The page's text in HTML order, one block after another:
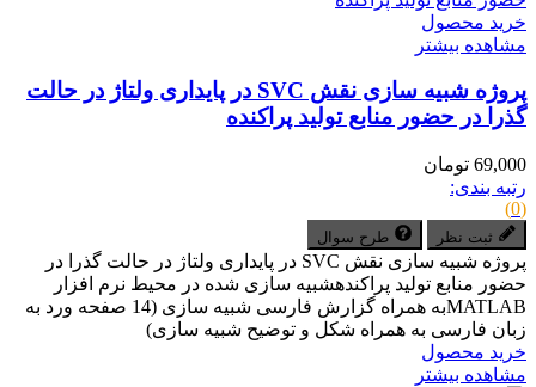
خرید محصول
مشاهده بیشتر
پروژه شبیه سازی نقش SVC در پایداری ولتاژ در حالت
گذرا در حضور منابع تولید پراکنده
69,000 تومان
رتبه بندی:
(0)
ثبت نظر طرح سوال
پروژه شبیه سازی نقش SVC در پایداری ولتاژ در حالت گذرا در
حضور منابع تولید پراکندهشبیه سازی شده در محیط نرم افزار
MATLABبه همراه گزارش فارسی شبیه سازی (14 صفحه ورد به
زبان فارسی به همراه شکل و توضیح شبیه سازی)
خرید محصول
مشاهده بیشتر